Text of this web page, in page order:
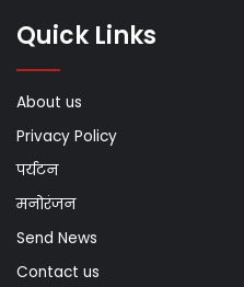
Quick Links
About us
Privacy Policy
पर्यटन
मनोरंजन
Send News
Contact us